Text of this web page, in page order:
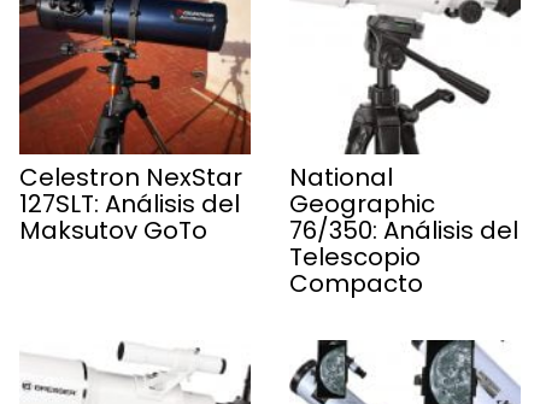
Celestron NexStar
127SLT: Análisis del
Maksutov GoTo
National
Geographic
76/350: Análisis del
Telescopio
Compacto